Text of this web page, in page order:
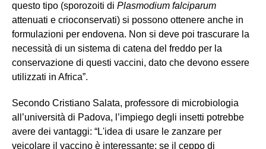
questo tipo (sporozoiti di Plasmodium falciparum
attenuati e crioconservati) si possono ottenere anche in
formulazioni per endovena. Non si deve poi trascurare la
necessità di un sistema di catena del freddo per la
conservazione di questi vaccini, dato che devono essere
utilizzati in Africa”.
Secondo Cristiano Salata, professore di microbiologia
all’università di Padova, l’impiego degli insetti potrebbe
avere dei vantaggi: “L'idea di usare le zanzare per
veicolare il vaccino è interessante: se il ceppo di